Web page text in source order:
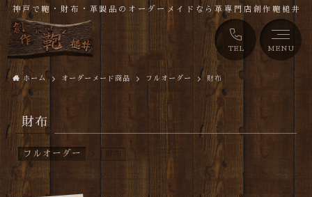
TEL MENU
神戸で鞄・財布・革製品のオーダーメイドなら革専門店創作鞄槌井
ホーム オーダーメード商品 フルオーダー 財布
財布
フルオーダー 財布